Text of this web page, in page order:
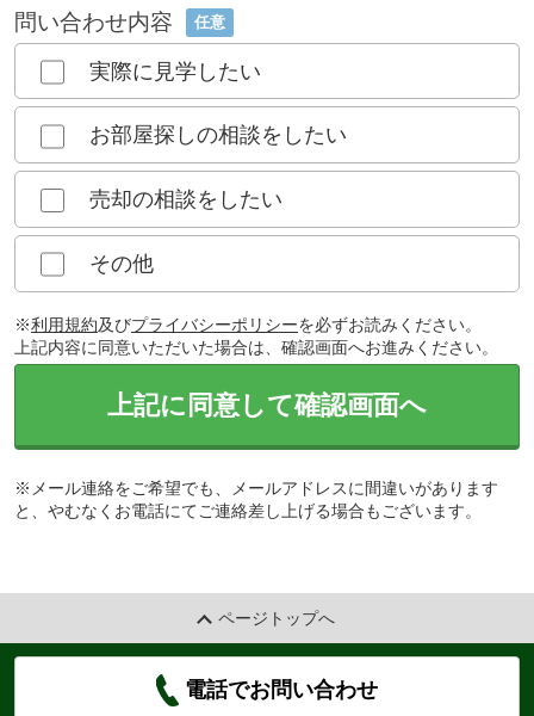
問い合わせ内容 任意
実際に見学したい
お部屋探しの相談をしたい
売却の相談をしたい
その他
※利用規約及びプライバシーポリシーを必ずお読みください。
上記内容に同意いただいた場合は、確認画面へお進みください。
上記に同意して確認画面へ
※メール連絡をご希望でも、メールアドレスに間違いがあります
と、やむなくお電話にてご連絡差し上げる場合もございます。
ページトップへ
電話でお問い合わせ